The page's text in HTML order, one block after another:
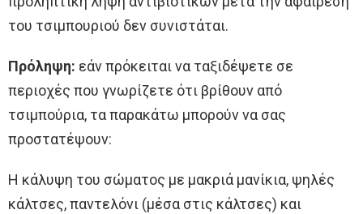
του τσιμπουριού δεν συνιστάται.
Πρόληψη: εάν πρόκειται να ταξιδέψετε σε
περιοχές που γνωρίζετε ότι βρίθουν από
τσιμπούρια, τα παρακάτω μπορούν να σας
προστατέψουν:
Η κάλυψη του σώματος με μακριά μανίκια, ψηλές
κάλτσες, παντελόνι (μέσα στις κάλτσες) και